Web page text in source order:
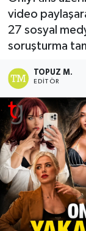
video
27 sosyal
soruşturma
TOPUZ M.
EDITÖR
TÜRKİYE